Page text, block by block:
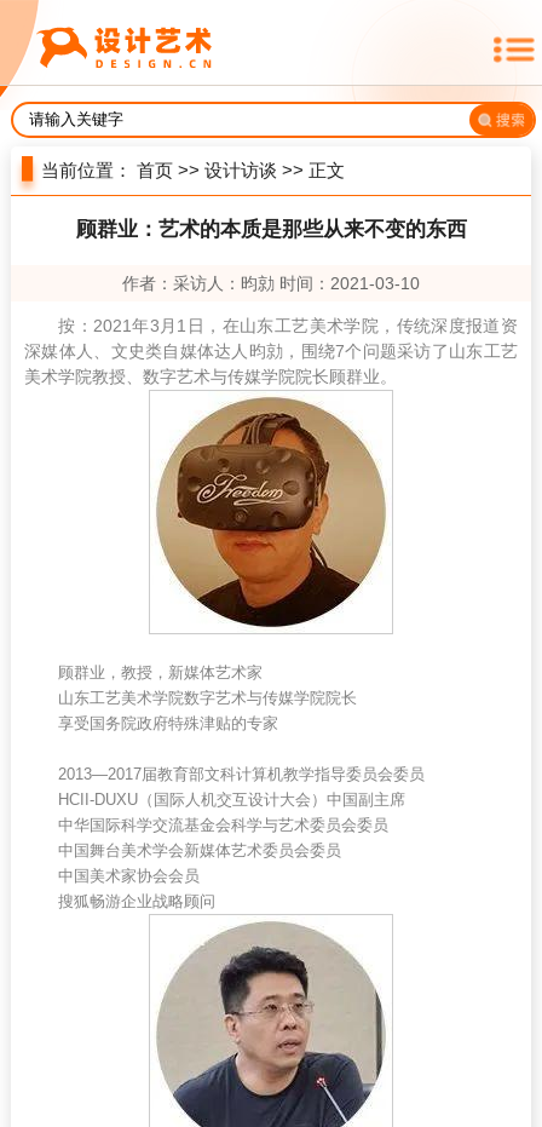
当前位置：首页 >>设计访谈 >> 正文
顾群业：艺术的本质是那些从来不变的东西
作者：采访人：昀勍 时间：2021-03-10
按：2021年3月1日，在山东工艺美术学院，传统深度报道资
深媒体人、文史类自媒体达人昀勍，围绕7个问题采访了山东工艺
美术学院教授、数字艺术与传媒学院院长顾群业。
顾群业，教授，新媒体艺术家
山东工艺美术学院数字艺术与传媒学院院长
享受国务院政府特殊津贴的专家
2013—2017届教育部文科计算机教学指导委员会委员
HCII-DUXU（国际人机交互设计大会）中国副主席
中华国际科学交流基金会科学与艺术委员会委员
中国舞台美术学会新媒体艺术委员会委员
中国美术家协会会员
搜狐畅游企业战略顾问